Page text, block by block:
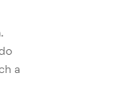
a